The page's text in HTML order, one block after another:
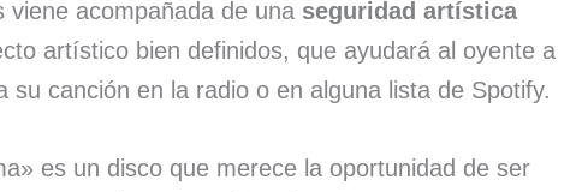
viene acompañada de una seguridad artística
artístico bien definidos, que ayudará al oyente a
su canción en la radio o en alguna lista de Spotify.
es un disco que merece la oportunidad de ser